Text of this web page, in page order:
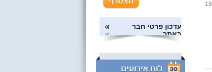
עדכון פרטי חבר
באתר